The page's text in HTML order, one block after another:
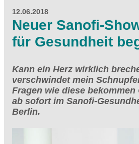
12.06.2018
Neuer Sanofi-
für Gesundheit
Kann ein Herz wirklich
verschwindet mein
Fragen wie diese
ab sofort im Sanofi-
Berlin.